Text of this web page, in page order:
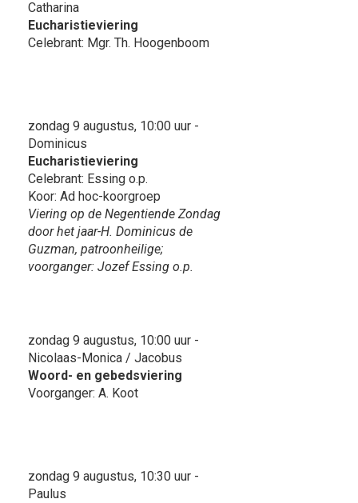
Catharina
Eucharistieviering
Celebrant: Mgr. Th. Hoogenboom
zondag 9 augustus, 10:00 uur -
Dominicus
Eucharistieviering
Celebrant: Essing o.p.
Koor: Ad hoc-koorgroep
Viering op de Negentiende Zondag
door het jaar-H. Dominicus de
Guzman, patroonheilige;
voorganger: Jozef Essing o.p.
zondag 9 augustus, 10:00 uur -
Nicolaas-Monica / Jacobus
Woord- en gebedsviering
Voorganger: A. Koot
zondag 9 augustus, 10:30 uur -
Paulus